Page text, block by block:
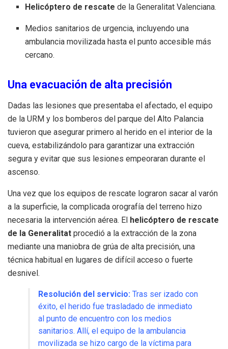
Helicóptero de rescate de la Generalitat Valenciana.
Medios sanitarios de urgencia, incluyendo una
ambulancia movilizada hasta el punto accesible más
cercano.
Una evacuación de alta precisión
Dadas las lesiones que presentaba el afectado, el equipo
de la URM y los bomberos del parque del Alto Palancia
tuvieron que asegurar primero al herido en el interior de la
cueva, estabilizándolo para garantizar una extracción
segura y evitar que sus lesiones empeoraran durante el
ascenso.
Una vez que los equipos de rescate lograron sacar al varón
a la superficie, la complicada orografía del terreno hizo
necesaria la intervención aérea. El helicóptero de rescate
de la Generalitat procedió a la extracción de la zona
mediante una maniobra de grúa de alta precisión, una
técnica habitual en lugares de difícil acceso o fuerte
desnivel.
Resolución del servicio: Tras ser izado con
éxito, el herido fue trasladado de inmediato
al punto de encuentro con los medios
sanitarios. Allí, el equipo de la ambulancia
movilizada se hizo cargo de la víctima para